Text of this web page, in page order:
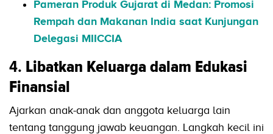
Pameran Produk Gujarat di Medan: Promosi
Rempah dan Makanan India saat Kunjungan
Delegasi MIICCIA
4. Libatkan Keluarga dalam Edukasi
Finansial
Ajarkan anak-anak dan anggota keluarga lain
tentang tanggung jawab keuangan. Langkah kecil ini